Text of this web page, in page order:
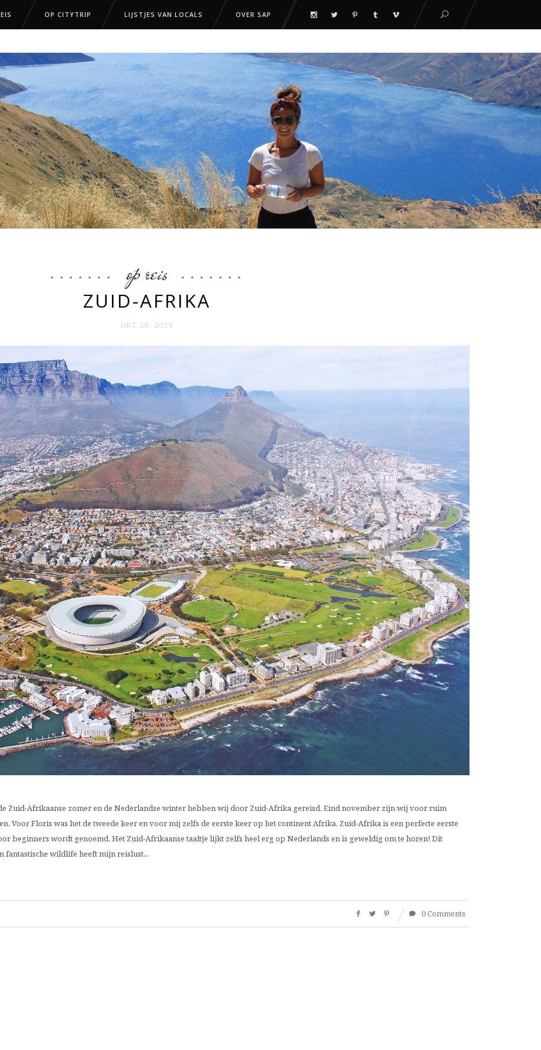
OP CITYTRIP LIJSTJES VAN LOCALS OVER SAP
op reis
ZUID-AFRIKA
OKT 28. 2019
Zuid-Afrikaanse zomer en de Nederlandse winter hebben wij door Zuid-Afrika gereisd. Eind november zijn wij voor ruim
Voor Floris was het de tweede keer en voor mij zelfs de eerste keer op het continent Afrika. Zuid-Afrika is een perfecte eerste
beginners wordt genoemd. Het Zuid-Afrikaanse taaltje lijkt zelfs heel erg op Nederlands en is geweldig om te horen! Dit
fantastische wildlife heeft mijn reislust...
0 Comments